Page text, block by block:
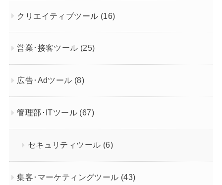
クリエイティブツール (16)
営業･接客ツール (25)
広告･Adツール (8)
管理部･ITツール (67)
セキュリティツール (6)
集客･マーケティングツール (43)